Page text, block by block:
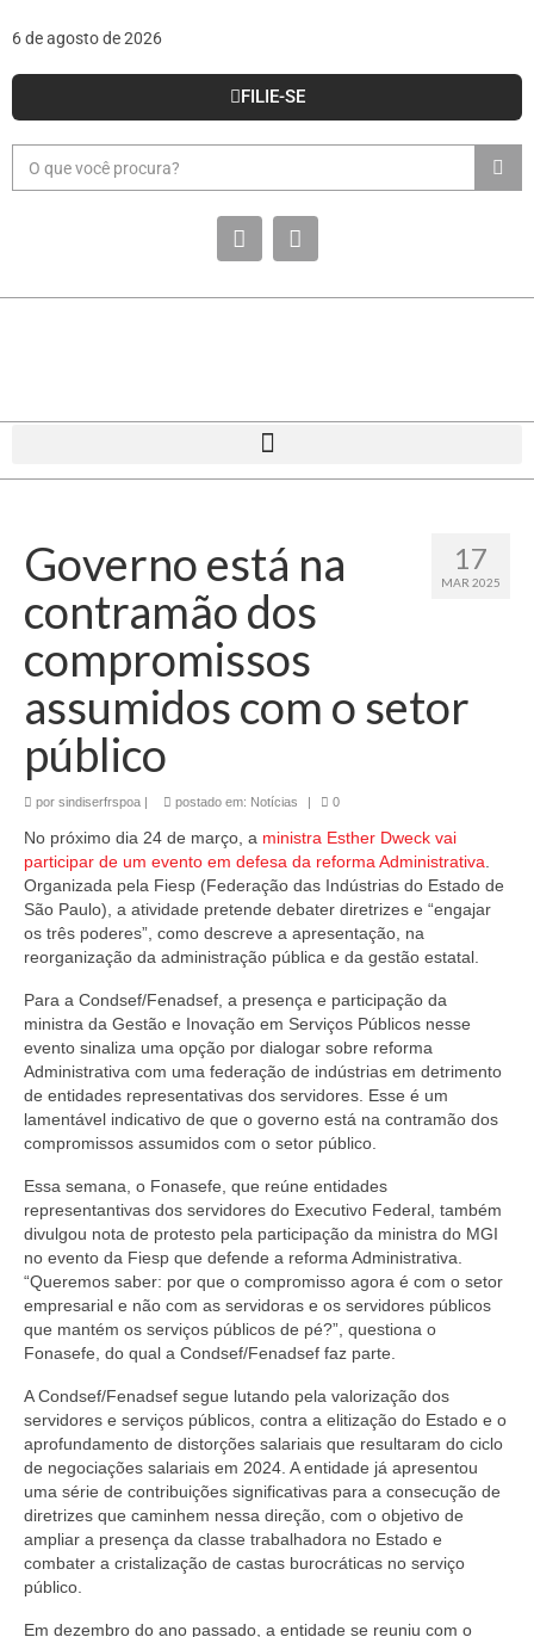
6 de agosto de 2026
FILIE-SE
17
MAR 2025
Governo está na
contramão dos
compromissos
assumidos com o setor
público
por sindiserfrspoa | postado em: Notícias | 0
No próximo dia 24 de março, a ministra Esther Dweck vai
participar de um evento em defesa da reforma Administrativa
Organizada pela Fiesp (Federação das Indústrias do Estado de
São Paulo), a atividade pretende debater diretrizes e “engajar
os três poderes”, como descreve a apresentação, na
reorganização da administração pública e da gestão estatal.
Para a Condsef/Fenadsef, a presença e participação da
ministra da Gestão e Inovação em Serviços Públicos nesse
evento sinaliza uma opção por dialogar sobre reforma
Administrativa com uma federação de indústrias em detrimento
de entidades representativas dos servidores. Esse é um
lamentável indicativo de que o governo está na contramão dos
compromissos assumidos com o setor público.
Essa semana, o Fonasefe, que reúne entidades
representantivas dos servidores do Executivo Federal, também
divulgou nota de protesto pela participação da ministra do MGI
no evento da Fiesp que defende a reforma Administrativa.
“Queremos saber: por que o compromisso agora é com o setor
empresarial e não com as servidoras e os servidores públicos
que mantém os serviços públicos de pé?”, questiona o
Fonasefe, do qual a Condsef/Fenadsef faz parte.
A Condsef/Fenadsef segue lutando pela valorização dos
servidores e serviços públicos, contra a elitização do Estado e o
aprofundamento de distorções salariais que resultaram do ciclo
de negociações salariais em 2024. A entidade já apresentou
uma série de contribuições significativas para a consecução de
diretrizes que caminhem nessa direção, com o objetivo de
ampliar a presença da classe trabalhadora no Estado e
combater a cristalização de castas burocráticas no serviço
público.
Em dezembro do ano passado, a entidade se reuniu com o